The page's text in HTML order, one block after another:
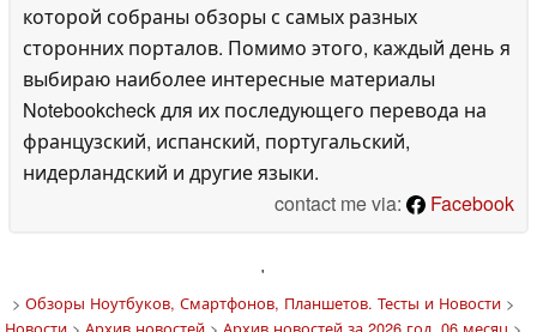
которой собраны обзоры с самых разных
сторонних порталов. Помимо этого, каждый день я
выбираю наиболее интересные материалы
Notebookcheck для их последующего перевода на
французский, испанский, португальский,
нидерландский и другие языки.
contact me via:
Facebook
'
> Обзоры Ноутбуков, Смартфонов, Планшетов. Тесты и Новости>
Новости> Архив новостей> Архив новостей за 2026 год, 06 месяц >